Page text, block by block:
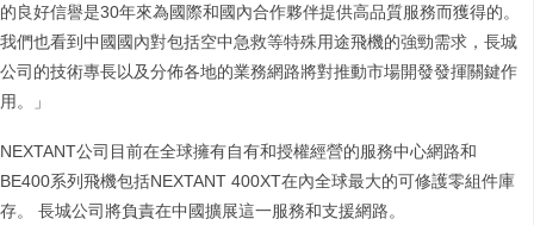
的良好信譽是30年來為國際和國內合作夥伴提供高品質服務而獲得的。
我們也看到中國國內對包括空中急救等特殊用途飛機的強勁需求，長城
公司的技術專長以及分佈各地的業務網路將對推動市場開發發揮關鍵作
用。」
NEXTANT公司目前在全球擁有自有和授權經營的服務中心網路和
BE400系列飛機包括NEXTANT 400XT在內全球最大的可修護零組件庫
存。 長城公司將負責在中國擴展這一服務和支援網路。